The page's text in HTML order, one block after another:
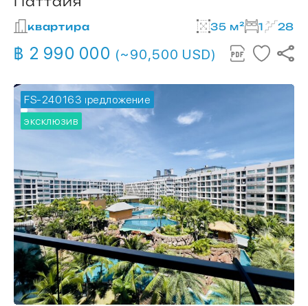
квартира 35 м² 1 28
฿ 2 990 000 (~90,500 USD)
FS-240163
🔥 горячее предложение
эксклюзив